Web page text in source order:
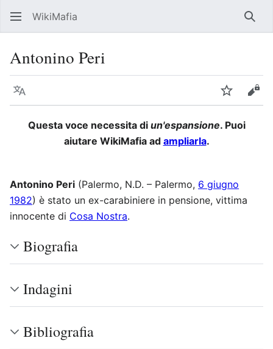
WikiMafia
Antonino Peri
Lingua Segui
Questa voce necessita di un'espansione. Puoi
aiutare WikiMafia ad ampliarla.
Antonino Peri (Palermo, N.D. – Palermo, 6 giugno
1982) è stato un ex-carabiniere in pensione, vittima
innocente di Cosa Nostra.
Biografia
Indagini
Bibliografia